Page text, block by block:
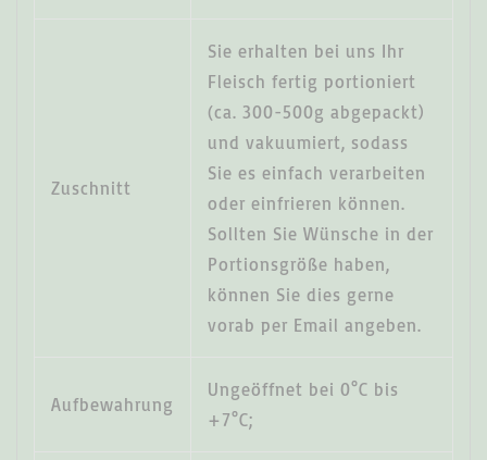
Zuschnitt
Sie erhalten bei uns Ihr
Fleisch fertig portioniert
(ca. 300-500g abgepackt)
und vakuumiert, sodass
Sie es einfach verarbeiten
oder einfrieren können.
Sollten Sie Wünsche in der
Portionsgröße haben,
können Sie dies gerne
vorab per Email angeben.
Aufbewahrung
Ungeöffnet bei 0°C bis
+7°C;